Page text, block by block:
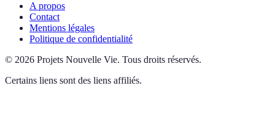
A propos
Contact
Mentions légales
Politique de confidentialité
© 2026 Projets Nouvelle Vie. Tous droits réservés.
Certains liens sont des liens affiliés.